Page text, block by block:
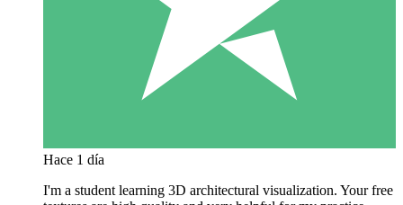
Hace 1 día
I'm a student learning 3D architectural visualization. Your free